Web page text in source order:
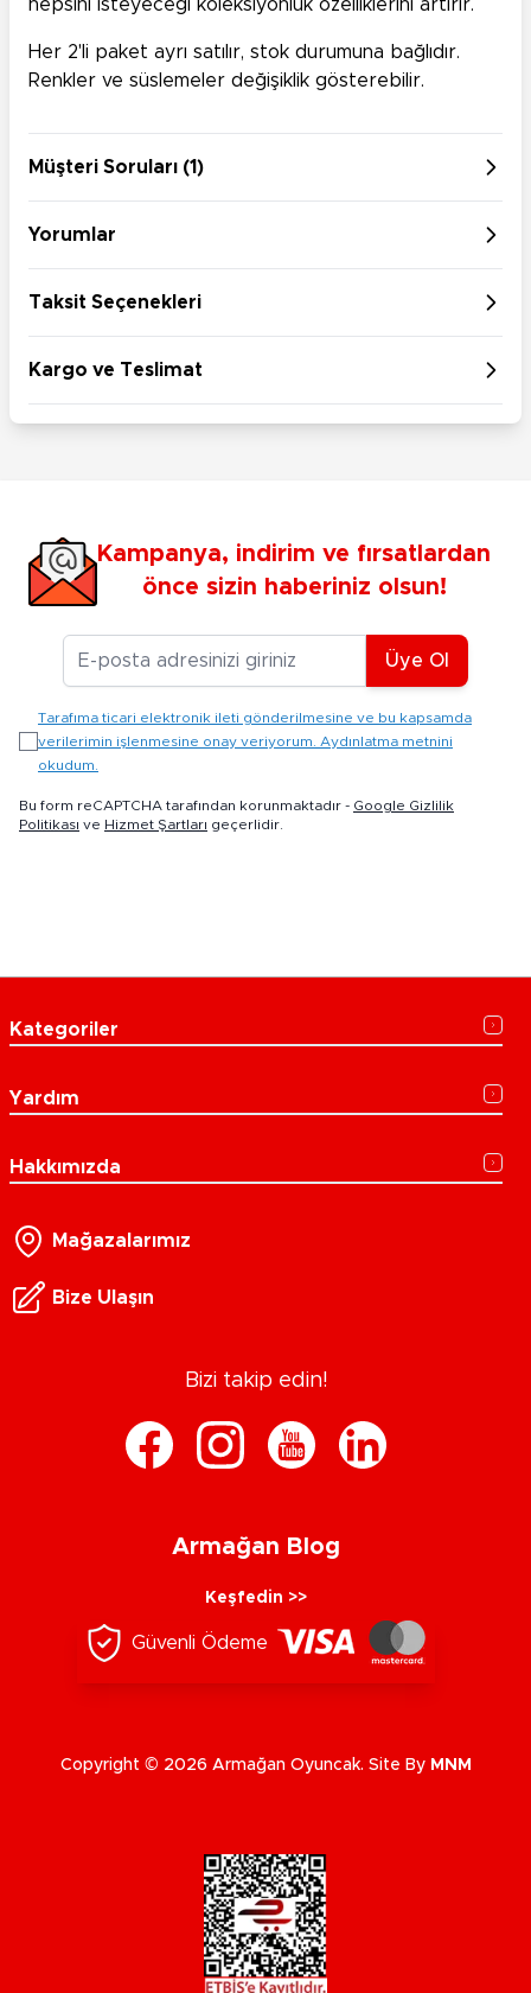
hepsini isteyeceği koleksiyonluk özelliklerini artırır.
Her 2'li paket ayrı satılır, stok durumuna bağlıdır.
Renkler ve süslemeler değişiklik gösterebilir.
Müşteri Soruları (1)
Yorumlar
Taksit Seçenekleri
Kargo ve Teslimat
Kampanya, indirim ve fırsatlardan
önce sizin haberiniz olsun!
E-posta Adresiniz
Üye Ol
Tarafıma ticari elektronik ileti gönderilmesine ve bu kapsamda
verilerimin işlenmesine onay veriyorum. Aydınlatma metnini
okudum.
Bu form reCAPTCHA tarafından korunmaktadır - Google Gizlilik
Politikası ve Hizmet Şartları geçerlidir.
Kategoriler
Yardım
Hakkımızda
Mağazalarımız
Bize Ulaşın
Bizi takip edin!
Armağan Blog
Keşfedin >>
Güvenli Ödeme
Copyright © 2026 Armağan Oyuncak. Site By MNM